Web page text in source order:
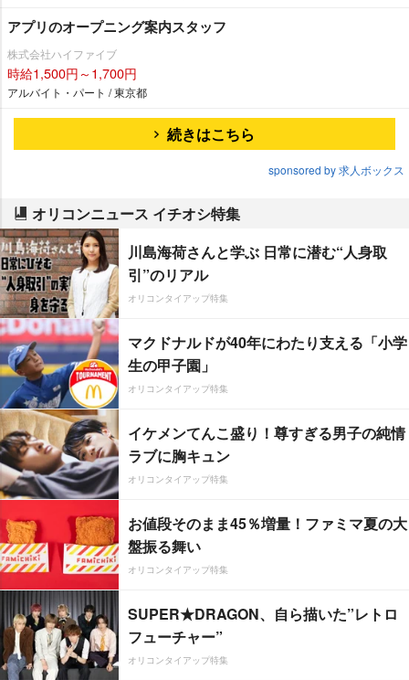
アプリのオープニング案内スタッフ
株式会社ハイファイブ
時給1,500円～1,700円
アルバイト・パート / 東京都
続きはこちら
sponsored by 求人ボックス
オリコンニュース イチオシ特集
川島海荷さんと学ぶ 日常に潜む“人身取
引”のリアル
オリコンタイアップ特集
マクドナルドが40年にわたり支える「小学
生の甲子園」
オリコンタイアップ特集
イケメンてんこ盛り！尊すぎる男子の純情
ラブに胸キュン
オリコンタイアップ特集
お値段そのまま45％増量！ファミマ夏の大
盤振る舞い
オリコンタイアップ特集
SUPER★DRAGON、自ら描いた”レトロ
フューチャー”
オリコンタイアップ特集